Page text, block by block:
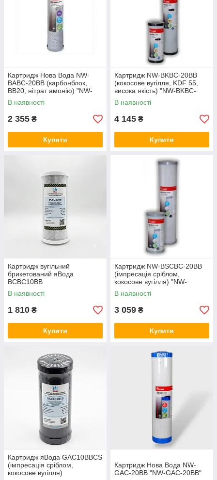
Картридж Нова Вода NW-
BABC-20BB (карбонблок,
BB20, нітрат амонію) "NW-
BABC-20BB"
В наявності
2 355 ₴
Купити
Картридж NW-BKBC-20BB
(кокосове вугілля, KDF 55,
висока якість) "NW-BKBC-
20BB"
В наявності
4 145 ₴
Купити
Картридж вугільний
брикетований яВода
BCBC10BВ
В наявності
1 810 ₴
Купити
Картридж NW-BSCBC-20BB
(імпресація сріблом,
кокосове вугілля) "NW-
BSCBC-20BB"
В наявності
3 059 ₴
Купити
Картридж яВода GAC10BBCS
(імпресація сріблом,
кокосове вугілля)
Картридж Нова Вода NW-
GAC-20BB "NW-GAC-20BB"